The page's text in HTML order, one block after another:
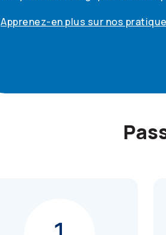
Apprenez-en plus sur nos